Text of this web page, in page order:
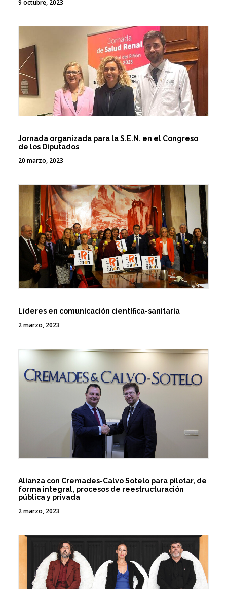
9 octubre, 2023
Jornada organizada para la S.E.N. en el Congreso
de los Diputados
20 marzo, 2023
Líderes en comunicación científica-sanitaria
2 marzo, 2023
Alianza con Cremades-Calvo Sotelo para pilotar, de
forma integral, procesos de reestructuración
pública y privada
2 marzo, 2023